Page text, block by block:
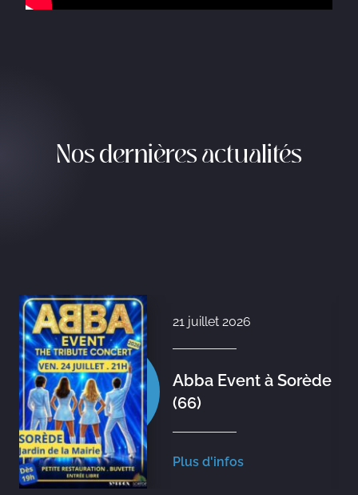
Nos dernières actualités
21 juillet 2026
Abba Event à Sorède
(66)
Plus d'infos